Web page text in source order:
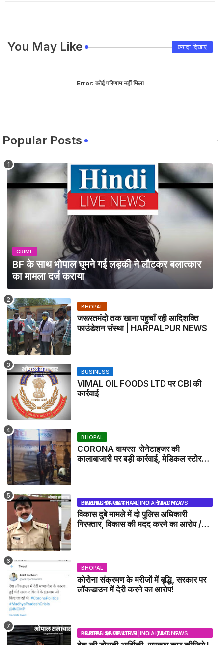
You May Like ज़्यादा दिखाएं
Error:कोई परिणाम नहीं मिला
Popular Posts
CRIME
BF के साथ भोपाल घूमने गई लड़की ने लौटकर बलात्कार
का मामला दर्ज कराया
BHOPAL
जरूरतमंदो तक खाना पहुचाँ रही आदिशक्ति
फाउंडेशन संस्था | HARPALPUR NEWS
BUSINESS
VIMAL OIL FOODS LTD पर CBI की
कार्रवाई
BHOPAL
CORONA वायरस-सेनेटाइजर की
कालाबाजारी पर बड़ी कार्रवाई, मेडिकल स्टोर
BHOPAL SAMACHAR | NO 1 HINDI NEWS PORTAL OF CENTRAL INDIA (MADHYA PRADESH)
विकास दुबे मामले में दो पुलिस अधिकारी
गिरफ्तार, विकास की मदद करने का आरोप /
BHOPAL
कोरोना संक्रमण के मरीजों में बृद्धि, सरकार पर
लॉकडाउन में देरी करने का आरोप!
BHOPAL SAMACHAR | NO 1 HINDI NEWS PORTAL OF CENTRAL INDIA (MADHYA PRADESH)